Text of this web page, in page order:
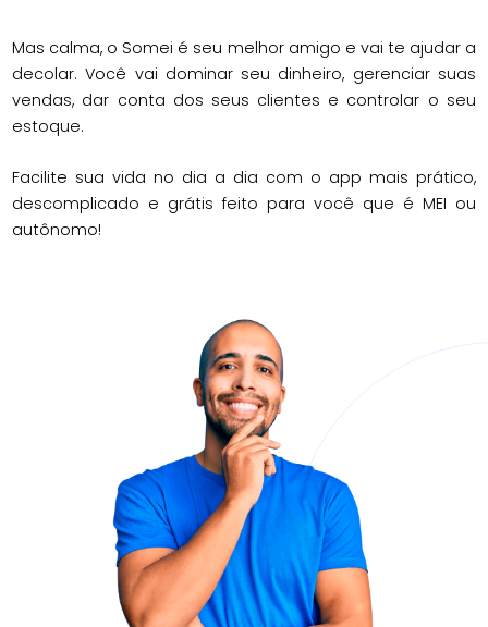
Mas calma, o Somei é seu melhor amigo e vai te ajudar a
decolar. Você vai dominar seu dinheiro, gerenciar suas
vendas, dar conta dos seus clientes e controlar o seu
estoque.
Facilite sua vida no dia a dia com o app mais prático,
descomplicado e grátis feito para você que é MEI ou
autônomo!